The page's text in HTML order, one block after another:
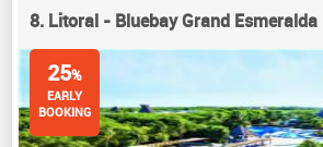
8. Litoral - Bluebay Grand Esmeralda
25%
EARLY
BOOKING